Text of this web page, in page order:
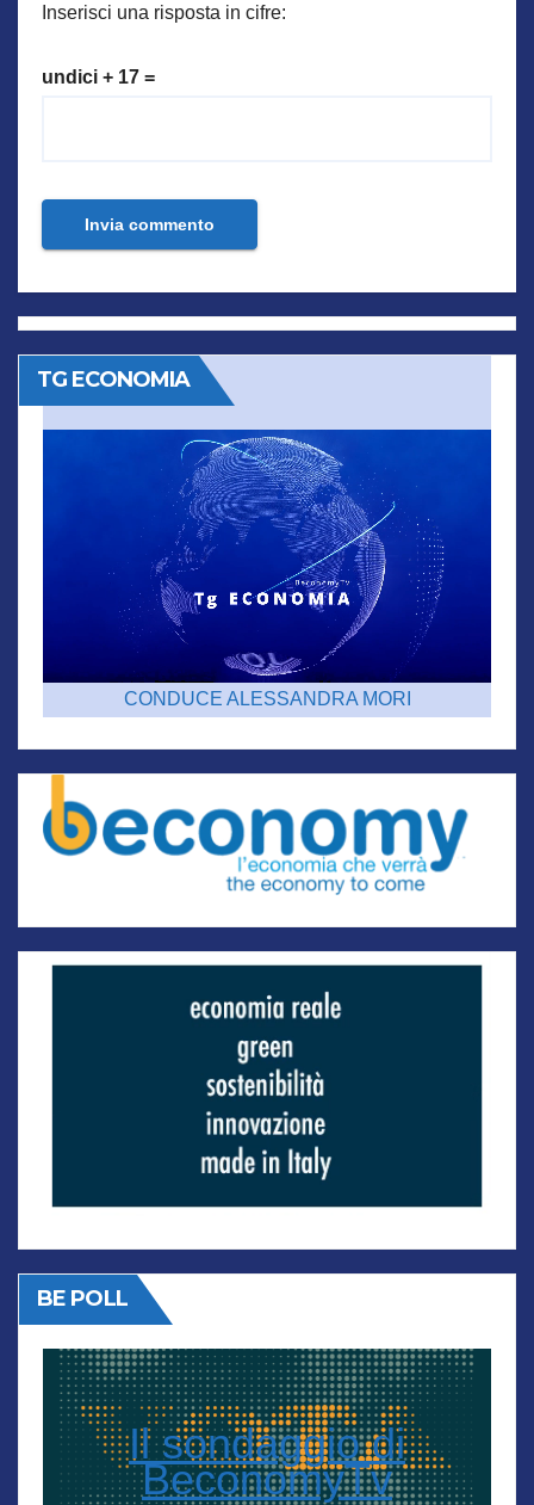
Inserisci una risposta in cifre:
undici + 17 =
TG ECONOMIA
CONDUCE ALESSANDRA MORI
BE POLL
Il sondaggio di
BeconomyTv